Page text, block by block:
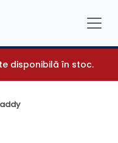
disponibilă în stoc.